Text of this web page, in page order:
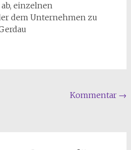
einzelnen
dem Unternehmen zu
Kommentar →